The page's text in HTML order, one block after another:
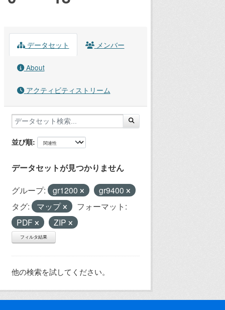
データセット メンバー
About
アクティビティストリーム
並び順
データセットが見つかりません
グループ: gr1200
gr9400
タグ:
マップ
フォーマット:
PDF
ZIP
フィルタ結果
他の検索を試してください。